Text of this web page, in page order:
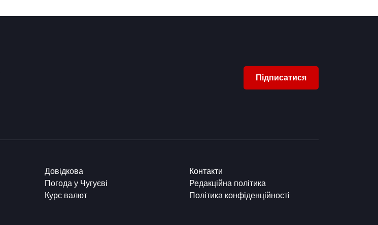
Підписатися
Довідкова
Погода у Чугуєві
Курс валют
Контакти
Редакційна політика
Політика конфіденційності